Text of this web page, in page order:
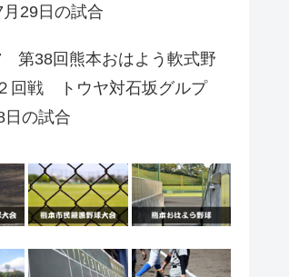
29日の試合
第38回熊本おはよう軟式野
回戦 トウヤ対石坂グルプ
日の試合